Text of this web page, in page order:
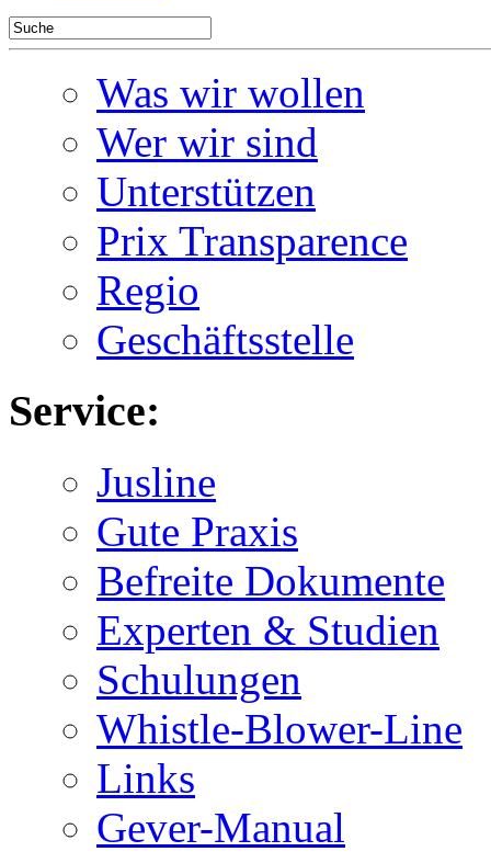
Was wir wollen
Wer wir sind
Unterstützen
Prix Transparence
Regio
Geschäftsstelle
Service:
Jusline
Gute Praxis
Befreite Dokumente
Experten & Studien
Schulungen
Whistle-Blower-Line
Links
Gever-Manual